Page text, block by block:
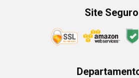
Site Seguro